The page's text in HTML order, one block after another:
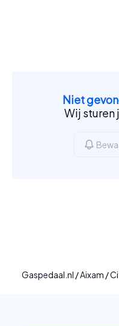
Niet
Wij sturen
Gaspedaal.nl /Aixam /